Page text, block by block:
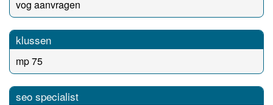
vog aanvragen
klussen
mp 75
seo specialist